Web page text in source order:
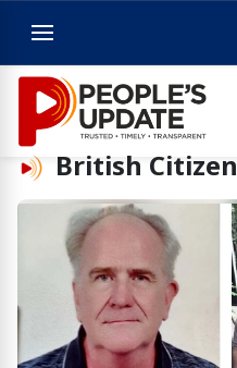
British Citizen